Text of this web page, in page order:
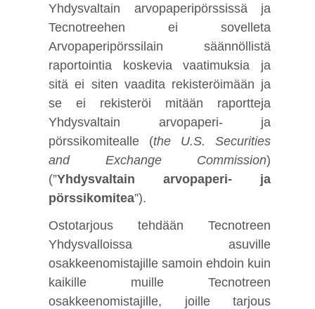
Yhdysvaltain arvopaperipörssissä ja
Tecnotreehen ei sovelleta
Arvopaperipörssilain säännöllistä
raportointia koskevia vaatimuksia ja
sitä ei siten vaadita rekisteröimään ja
se ei rekisteröi mitään raportteja
Yhdysvaltain arvopaperi- ja
pörssikomitealle (the U.S. Securities
and Exchange Commission)
(”Yhdysvaltain arvopaperi- ja
pörssikomitea”).
Ostotarjous tehdään Tecnotreen
Yhdysvalloissa asuville
osakkeenomistajille samoin ehdoin kuin
kaikille muille Tecnotreen
osakkeenomistajille, joille tarjous